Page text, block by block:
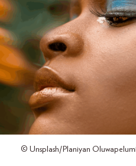
© Unsplash/Planiyan Oluwapelumi